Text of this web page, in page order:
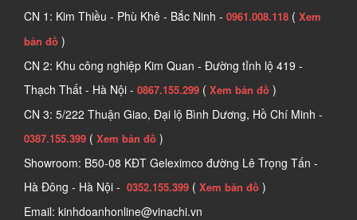
CN 1: Kim Thiều - Phù Khê - Bắc Ninh - 0961.008.118 ( Xem
bản đồ )
CN 2: Khu công nghiệp Kim Quan - Đường tỉnh lộ 419 -
Thạch Thất - Hà Nội - 0867.155.299 ( Xem bản đồ )
CN 3: 5/222 Thuận Giao, Đại lộ Bình Dương, Hồ Chí Minh -
0387.155.399 ( Xem bản đồ )
Showroom: B50-08 KĐT Geleximco đường Lê Trọng Tấn -
Hà Đông - Hà Nội - 0352.155.399 ( Xem bản đồ )
Email: kinhdoanhonline@vinachi.vn